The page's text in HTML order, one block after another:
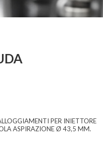
PER INIETTORE
ASPIRAZIONE Ø 43,5 MM.